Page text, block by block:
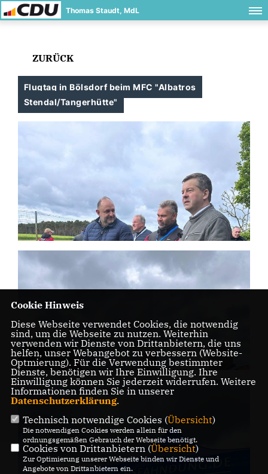
Thomas Staudt, MdL
ZURÜCK
Flugtag in Bölsdorf beim MFC "Albatros
Stendal/Tangerhütte"
Cookie Hinweis
Diese Webseite verwendet Cookies, die notwendig
sind, um die Webseite zu nutzen. Weiterhin
verwenden wir Dienste von Drittanbietern, die uns
helfen, unser Webangebot zu verbessern (Website-
Optmierung). Für die Verwendung bestimmter
Dienste, benötigen wir Ihre Einwilligung. Ihre
Einwilligung können Sie jederzeit widerrufen. Weitere
Informationen finden Sie in unserer
Datenschutzerklärung.
Technisch notwendige Cookies (Übersicht)
Die notwendigen Cookies werden allein für den
ordnungsgemäßen Gebrauch der Webseite benötigt.
Cookies von Drittanbietern (Übersicht)
Zur Optimierung unserer Webseite binden wir Dienste und
Angebote von Drittanbietern ein.